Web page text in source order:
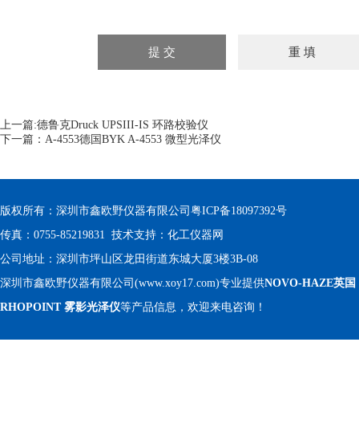
上一篇:德鲁克Druck UPSIII-IS 环路校验仪
下一篇： A-4553德国BYK A-4553 微型光泽仪
版权所有：深圳市鑫欧野仪器有限公司 粤ICP备18097392号
传真：0755-85219831 技术支持： 化工仪器网
公司地址：深圳市坪山区龙田街道东城大厦3楼3B-08
深圳市鑫欧野仪器有限公司(www.xoy17.com)专业提供NOVO-HAZE英国
RHOPOINT 雾影光泽仪等产品信息，欢迎来电咨询！